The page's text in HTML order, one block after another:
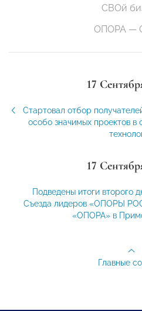
СВОй
ОПОРА —
17
Стартовал отбор
особо значимых проектов
17
Подведены итоги второго
Съезда лидеров «ОПОРЫ
«ОПОРА» в
Главные